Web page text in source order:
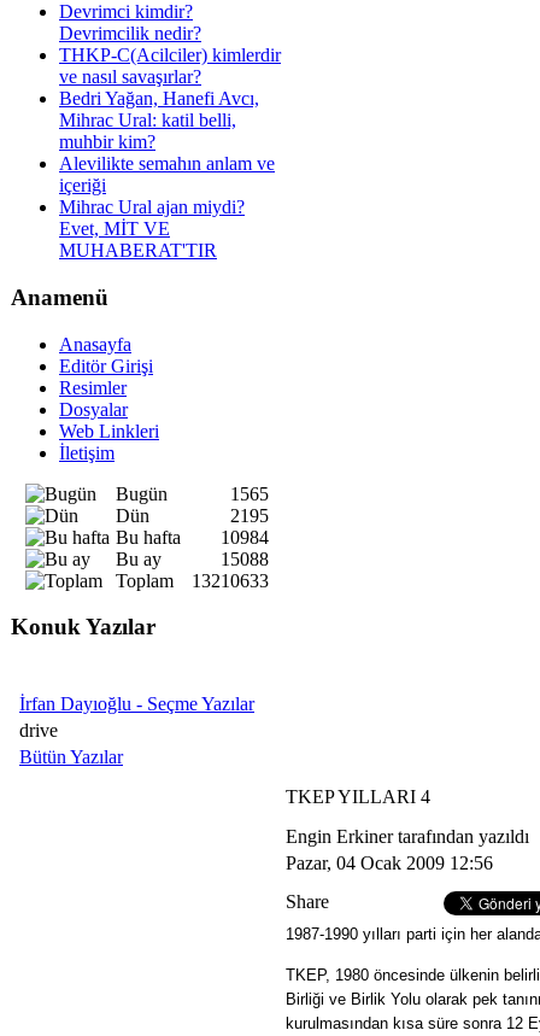
Devrimci kimdir?
Devrimcilik nedir?
THKP-C(Acilciler) kimlerdir
ve nasıl savaşırlar?
Bedri Yağan, Hanefi Avcı,
Mihrac Ural: katil belli,
muhbir kim?
Alevilikte semahın anlam ve
içeriği
Mihrac Ural ajan miydi?
Evet, MİT VE
MUHABERAT'TIR
Anamenü
Anasayfa
Editör Girişi
Resimler
Dosyalar
Web Linkleri
İletişim
Bugün
1565
Dün
2195
Bu hafta
10984
Bu ay
15088
Toplam
13210633
Konuk Yazılar
İrfan Dayıoğlu - Seçme Yazılar
drive
Bütün Yazılar
TKEP YILLARI 4
Engin Erkiner tarafından yazıldı
Pazar, 04 Ocak 2009 12:56
Share
1987-1990 yılları parti için her
TKEP, 1980 öncesinde ülkenin
Birliği ve Birlik Yolu olarak pek
kurulmasından kısa süre sonra 12